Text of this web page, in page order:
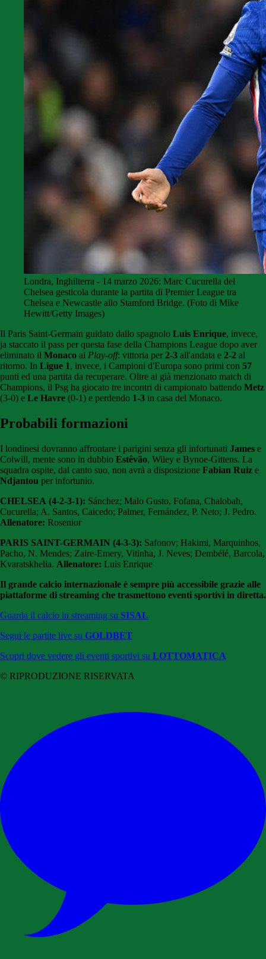
Londra, Inghilterra - 14 marzo 2026: Marc Cucurella del
Chelsea gesticola durante la partita di Premier League tra
Chelsea e Newcastle allo Stamford Bridge. (Foto di Mike
Hewitt/Getty Images)
Il Paris Saint-Germain guidato dallo spagnolo Luis Enrique, invece,
ja staccato il pass per questa fase della Champions League dopo aver
eliminato il Monaco ai Play-off: vittoria per 2-3 all'andata e 2-2 al
ritorno. In Ligue 1, invece, i Campioni d'Europa sono primi con 57
punti ed una partita da recuperare. Oltre ai già menzionato match di
Champions, il Psg ha giocato tre incontri di campionato battendo Metz
(3-0) e Le Havre (0-1) e perdendo 1-3 in casa del Monaco.
Probabili formazioni
I londinesi dovranno affrontare i parigini senza gli infortunati James e
Colwill, mente sono in dubbio Estêvão, Wiley e Bynoe-Gittens. La
squadra ospite, dal canto suo, non avrà a disposizione Fabian Ruiz e
Ndjantou per infortunio.
CHELSEA (4-2-3-1): Sánchez; Malo Gusto, Fofana, Chalobah,
Cucurella; A. Santos, Caicedo; Palmer, Fernández, P. Neto; J. Pedro.
Allenatore: Rosenior
PARIS SAINT-GERMAIN (4-3-3): Safonov; Hakimi, Marquinhos,
Pacho, N. Mendes; Zaire-Emery, Vitinha, J. Neves; Dembélé, Barcola,
Kvaratskhelia. Allenatore: Luis Enrique
Il grande calcio internazionale è sempre più accessibile grazie alle
piattaforme di streaming che trasmettono eventi sportivi in diretta.
Guarda il calcio in streaming su SISAL
Segui le partite live su GOLDBET
Scopri dove vedere gli eventi sportivi su LOTTOMATICA
© RIPRODUZIONE RISERVATA